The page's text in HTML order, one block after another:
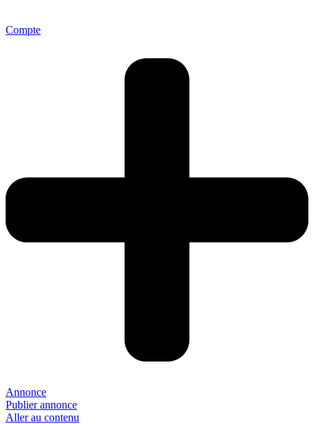
Compte
Annonce
Publier annonce
Aller au contenu